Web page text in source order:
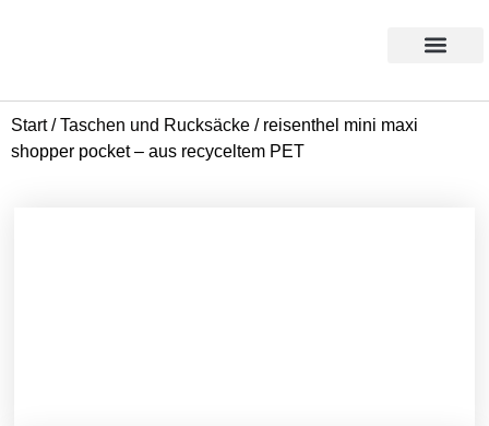
Start/Taschen und Rucksäcke / reisenthel mini maxi
shopper pocket – aus recyceltem PET